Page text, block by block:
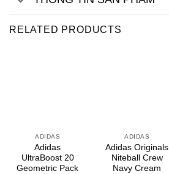
RELATED PRODUCTS
ADIDAS
Adidas
UltraBoost 20
Geometric Pack
ADIDAS
Adidas Originals
Niteball Crew
Navy Cream